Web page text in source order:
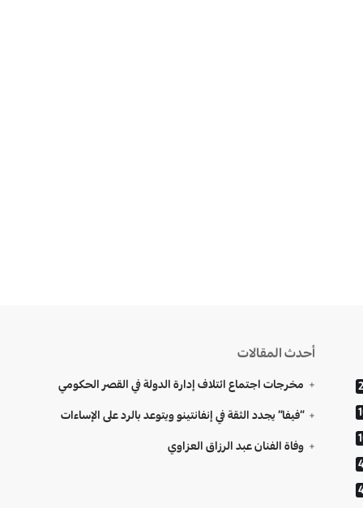
أحدث المقالات
مخرجات اجتماع ائتلاف إدارة الدولة في القصر الحكومي
“فيفا” يجدد الثقة في إنفانتينو ويتوعد بالرد على الإساءات
وفاة الفنان عبد الرزاق العزاوي